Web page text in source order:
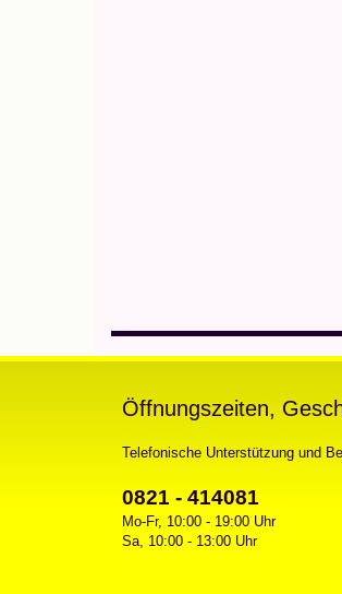
Öffnungszeiten,
Telefonische Unterstützung und
0821 - 414081
Mo-Fr, 10:00 - 19:00 Uhr
Sa, 10:00 - 13:00 Uhr